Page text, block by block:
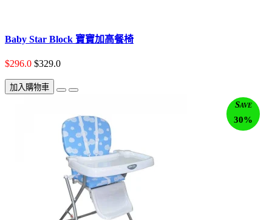
Baby Star Block 寶寶加高餐椅
$296.0 $329.0
加入購物車
Save
30%